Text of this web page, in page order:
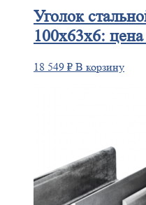
Уголок
100х63х6:
18 549 ₽ В корзину